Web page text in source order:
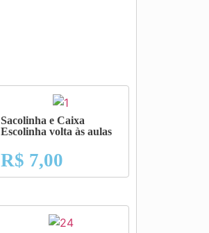
Sacolinha e Caixa
Escolinha volta às aulas
R$ 7,00